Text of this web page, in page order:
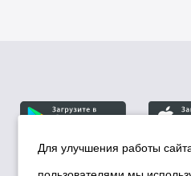
Для улучшения работы